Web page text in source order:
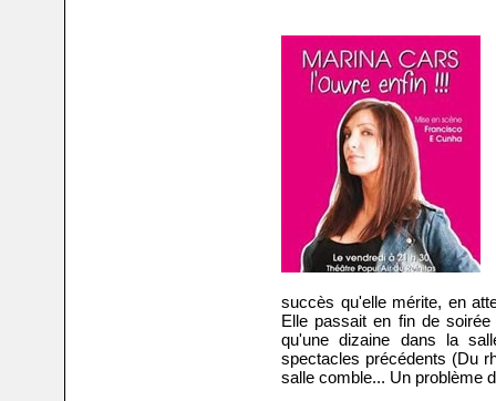
succès qu'elle mérite, en
Elle passait en fin de
qu'une dizaine dans la
spectacles précédents (Du
salle comble... Un problème